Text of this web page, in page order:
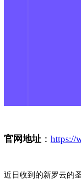
官网地址 ： https://
近日收到的新罗云的